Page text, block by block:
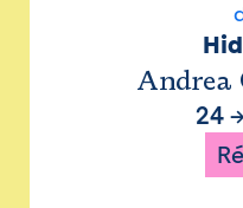
Andrea
24→